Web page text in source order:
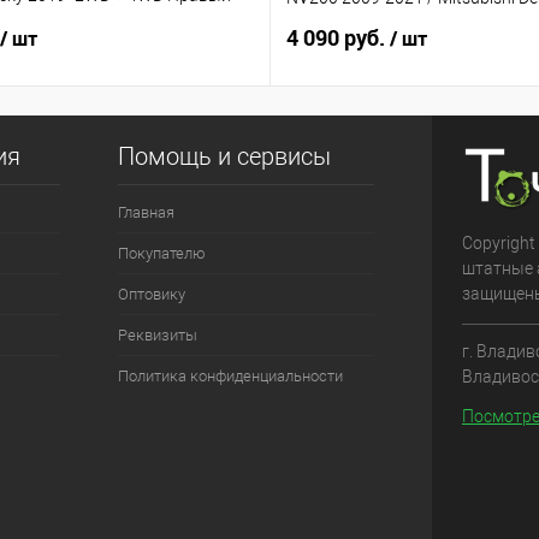
/ шт 4 090 руб. / шт
Помощь и сервисы
Главная
Покупателю
Оптовику
Реквизиты
Политика конфиденциальности
Copyright
штатные
г.